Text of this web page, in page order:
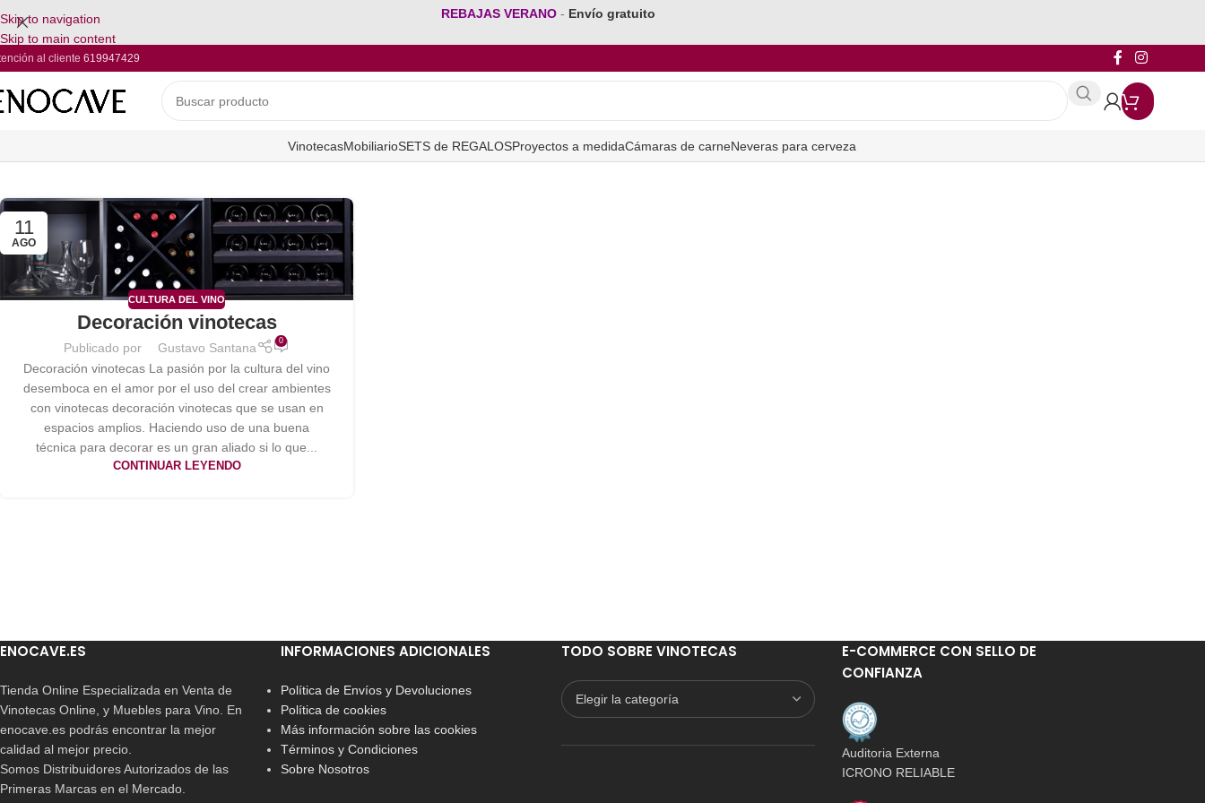
Skip to navigation
Skip to main content
REBAJAS VERANO - Envío gratuito
al cliente 619947429
VinotecasMobiliarioSETS de REGALOSProyectos a medidaCámaras de carneNeveras para cerveza
11
AGO
CULTURA DEL VINO
Decoración vinotecas
Publicado por Gustavo Santana 0
Decoración vinotecas La pasión por la cultura del vino
desemboca en el amor por el uso del crear ambientes
con vinotecas decoración vinotecas que se usan en
espacios amplios. Haciendo uso de una buena
técnica para decorar es un gran aliado si lo que...
CONTINUAR LEYENDO
ENOCAVE.ES
Tienda Online Especializada en Venta de
Vinotecas Online, y Muebles para Vino. En
enocave.es podrás encontrar la mejor
calidad al mejor precio.
Somos Distribuidores Autorizados de las
Primeras Marcas en el Mercado.
INFORMACIONES ADICIONALES
Política de Envíos y Devoluciones
Política de cookies
Más información sobre las cookies
Términos y Condiciones
Sobre Nosotros
TODO SOBRE VINOTECAS
E-COMMERCE CON SELLO DE
CONFIANZA
Auditoria Externa
ICRONO RELIABLE